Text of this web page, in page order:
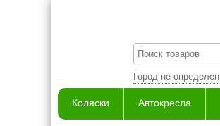
Город не определен
Коляски Автокресла